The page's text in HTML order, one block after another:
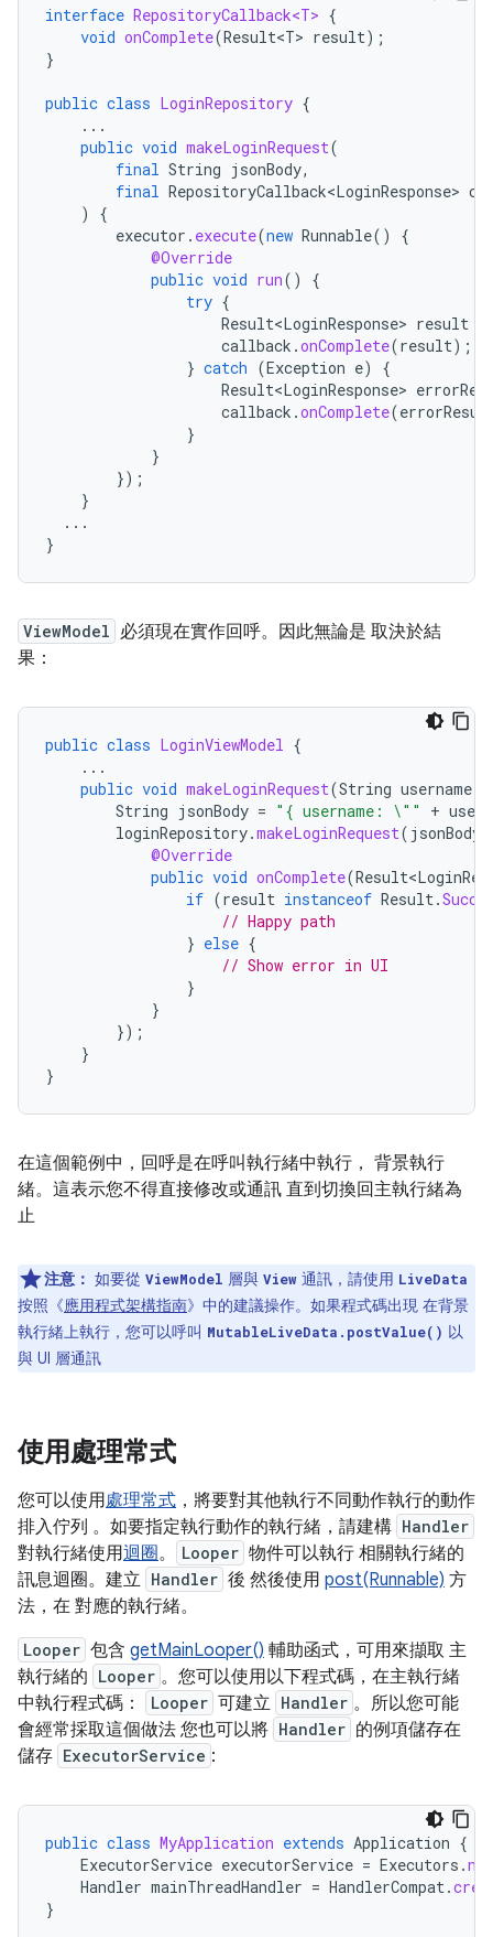
interface RepositoryCallback<T> {
void onComplete(Result<T> result);
}
public class LoginRepository {
...
public void makeLoginRequest(
final String jsonBody,
final RepositoryCallback<LoginResponse>
)
{
executor . execute(new Runnable()
{
@Override
public void run()
{
try {
Result<LoginResponse> result
callback .onComplete(result);
} catch (Exception e)
{
Result<LoginResponse>
callback .onComplete(
}
}
});
}
...
}
ViewModel 必須現在實作回呼。因此無論是 取決於結
果：
public class LoginViewModel {
...
public void makeLoginRequest(String username
String jsonBody = "{ username: \"" +
loginRepository.makeLoginRequest( jsonBody
@Override
public void onComplete(
if (result instanceof Result.
// Happy path
} else {
// Show error in UI
}
}
});
}
}
在這個範例中，回呼是在呼叫執行緒中執行， 背景執行
緒。這表示您不得直接修改或通訊 直到切換回主執行緒為
止
注意： 如要從 ViewModel 層與 View 通訊，請使用 LiveData
按照《應用程式架構指南》中的建議操作。如果程式碼出現 在背景
執行緒上執行，您可以呼叫 MutableLiveData.postValue() 以
與 UI 層通訊
使用處理常式
您可以使用處理常式 ，將要對其他執行不同動作執行的動作
排入佇列 。如要指定執行動作的執行緒，請建構 Handler
對執行緒使用迴圈。 Looper 物件可以執行 相關執行緒的
訊息迴圈。建立 Handler 後 然後使用 post(Runnable) 方
法，在 對應的執行緒。
Looper 包含 getMainLooper() 輔助函式，可用來擷取 主
執行緒的 Looper 。您可以使用以下程式碼，在主執行緒
中執行程式碼：
Looper 可建立 Handler 。所以您可能
會經常採取這個做法 您也可以將 Handler 的例項儲存在
儲存 ExecutorService :
public class MyApplication extends Application {
ExecutorService executorService = Executors .
Handler mainThreadHandler = HandlerCompat.
}